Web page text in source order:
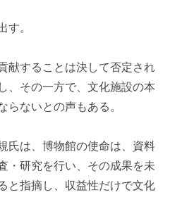
す。
献することは決して否定され
、その一方で、文化施設の本
らないとの声もある。
氏は、博物館の使命は、資料
・研究を行い、その成果を未
と指摘し、収益性だけで文化